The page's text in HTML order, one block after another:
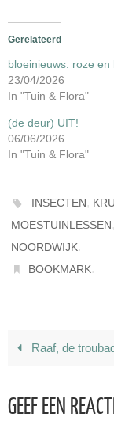
Gerelateerd
bloeinieuws: roze en
23/04/2026
In "Tuin & Flora"
(de deur) UIT!
06/06/2026
In "Tuin & Flora"
INSECTEN,
MOESTUINLESSEN,
NOORDWIJK.
BOOKMARK.
Raaf, de
GEEF EEN